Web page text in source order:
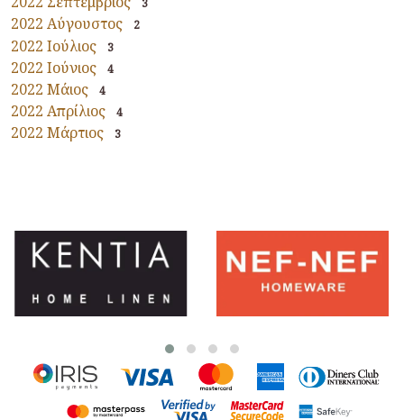
3
2022 Αύγουστος 2
2022 Ιούλιος 3
2022 Ιούνιος 4
2022 Μάιος 4
2022 Απρίλιος 4
2022 Μάρτιος 3